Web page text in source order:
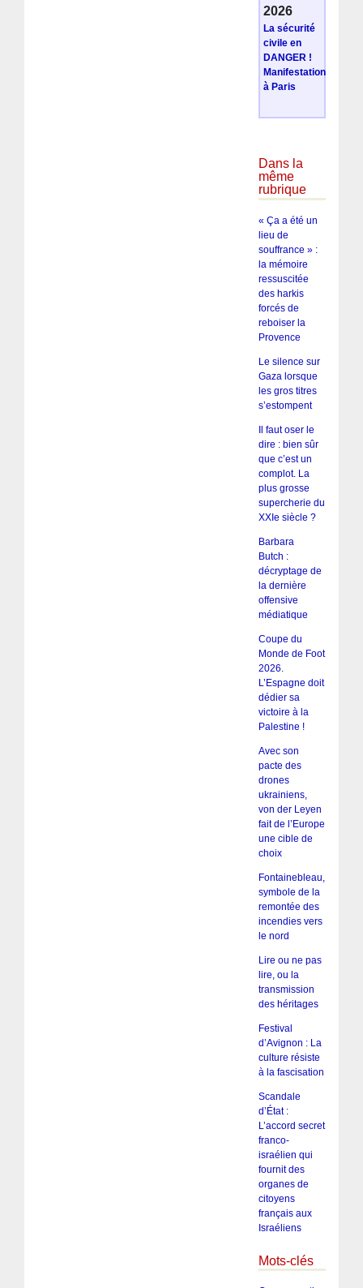
2026
La sécurité
civile en
DANGER !
Manifestation
à Paris
Dans la
même
rubrique
« Ça a été un
lieu de
souffrance » :
la mémoire
ressuscitée
des harkis
forcés de
reboiser la
Provence
Le silence sur
Gaza lorsque
les gros titres
s’estompent
Il faut oser le
dire : bien sûr
que c’est un
complot. La
plus grosse
supercherie du
XXIe siècle ?
Barbara
Butch :
décryptage de
la dernière
offensive
médiatique
Coupe du
Monde de Foot
2026.
L’Espagne doit
dédier sa
victoire à la
Palestine !
Avec son
pacte des
drones
ukrainiens,
von der Leyen
fait de l’Europe
une cible de
choix
Fontainebleau,
symbole de la
remontée des
incendies vers
le nord
Lire ou ne pas
lire, ou la
transmission
des héritages
Festival
d’Avignon : La
culture résiste
à la fascisation
Scandale
d’État :
L’accord secret
franco-
israélien qui
fournit des
organes de
citoyens
français aux
Israéliens
Mots-clés